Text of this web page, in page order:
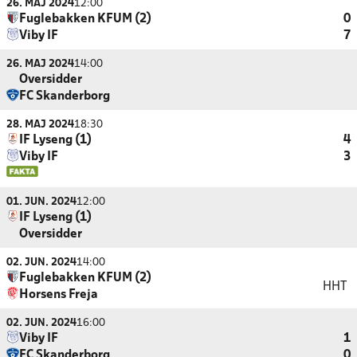
26. MAJ 202412:00
Fuglebakken KFUM (2)
0
Viby IF
7
26. MAJ 202414:00
Oversidder
FC Skanderborg
28. MAJ 202418:30
IF Lyseng (1)
4
Viby IF
3
01. JUN. 202412:00
IF Lyseng (1)
Oversidder
02. JUN. 202414:00
Fuglebakken KFUM (2)
Horsens Freja
HHT
02. JUN. 202416:00
Viby IF
1